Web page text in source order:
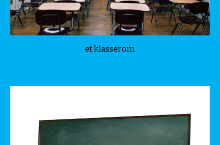
et klasserom